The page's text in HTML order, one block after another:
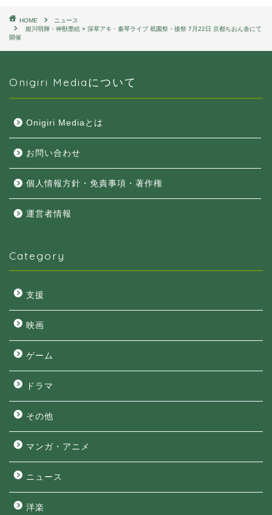
HOME
ニュース
姫川明輝・神獣墨絵 × 深草アキ・秦琴ライブ 祇園祭・後祭 7月22日 京都ちおん舎にて
開催
Onigiri Mediaについて
Onigiri Mediaとは
お問い合わせ
個人情報方針・免責事項・著作権
運営者情報
Category
支援
映画
ゲーム
ドラマ
その他
マンガ・アニメ
ニュース
洋楽